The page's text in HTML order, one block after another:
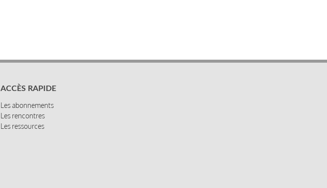
ACCÈS RAPIDE
Les abonnements
Les rencontres
Les ressources